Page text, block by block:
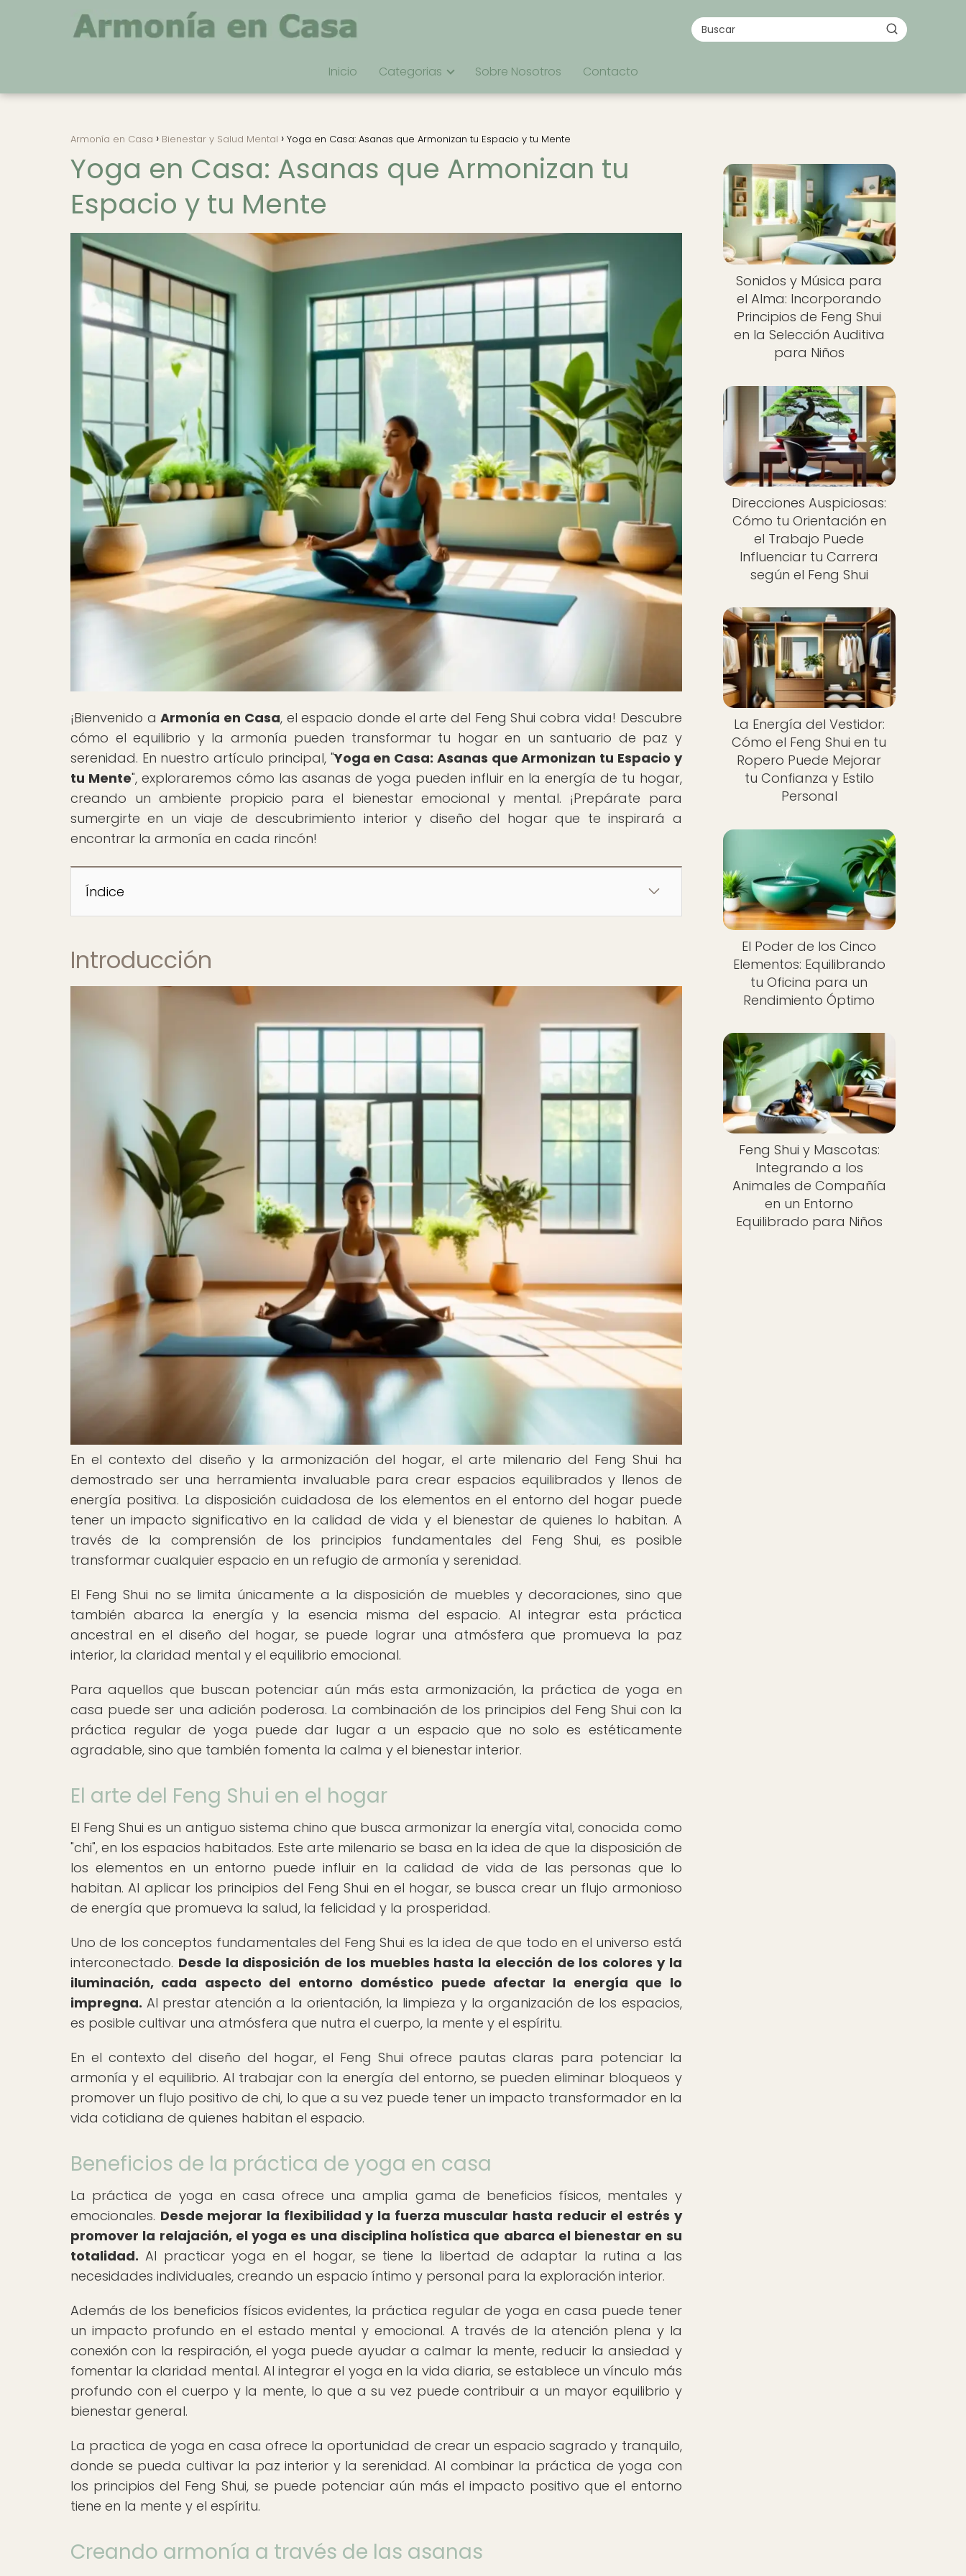
Inicio Categorias Sobre Nosotros Contacto
Armonía en Casa Bienestar y Salud Mental Yoga en Casa: Asanas que Armonizan tu Espacio y tu Mente
Yoga en Casa: Asanas que Armonizan tu
Espacio y tu Mente
¡Bienvenido aArmonía en Casa, el espacio donde el arte del Feng Shui cobra vida! Descubre
cómo el equilibrio y la armonía pueden transformar tu hogar en un santuario de paz y
serenidad. En nuestro artículo principal, "Yoga en Casa: Asanas que Armonizan tu Espacio y
tu Mente", exploraremos cómo las asanas de yoga pueden influir en la energía de tu hogar,
creando un ambiente propicio para el bienestar emocional y mental. ¡Prepárate para
sumergirte en un viaje de descubrimiento interior y diseño del hogar que te inspirará a
encontrar la armonía en cada rincón!
Índice
Introducción
En el contexto del diseño y la armonización del hogar, el arte milenario del Feng Shui ha
demostrado ser una herramienta invaluable para crear espacios equilibrados y llenos de
energía positiva. La disposición cuidadosa de los elementos en el entorno del hogar puede
tener un impacto significativo en la calidad de vida y el bienestar de quienes lo habitan. A
través de la comprensión de los principios fundamentales del Feng Shui, es posible
transformar cualquier espacio en un refugio de armonía y serenidad.
El Feng Shui no se limita únicamente a la disposición de muebles y decoraciones, sino que
también abarca la energía y la esencia misma del espacio. Al integrar esta práctica
ancestral en el diseño del hogar, se puede lograr una atmósfera que promueva la paz
interior, la claridad mental y el equilibrio emocional.
Para aquellos que buscan potenciar aún más esta armonización, la práctica de yoga en
casa puede ser una adición poderosa. La combinación de los principios del Feng Shui con la
práctica regular de yoga puede dar lugar a un espacio que no solo es estéticamente
agradable, sino que también fomenta la calma y el bienestar interior.
El arte del Feng Shui en el hogar
El Feng Shui es un antiguo sistema chino que busca armonizar la energía vital, conocida como
"chi", en los espacios habitados. Este arte milenario se basa en la idea de que la disposición de
los elementos en un entorno puede influir en la calidad de vida de las personas que lo
habitan. Al aplicar los principios del Feng Shui en el hogar, se busca crear un flujo armonioso
de energía que promueva la salud, la felicidad y la prosperidad.
Uno de los conceptos fundamentales del Feng Shui es la idea de que todo en el universo está
interconectado. Desde la disposición de los muebles hasta la elección de los colores y la
iluminación, cada aspecto del entorno doméstico puede afectar la energía que lo
impregna. Al prestar atención a la orientación, la limpieza y la organización de los espacios,
es posible cultivar una atmósfera que nutra el cuerpo, la mente y el espíritu.
En el contexto del diseño del hogar, el Feng Shui ofrece pautas claras para potenciar la
armonía y el equilibrio. Al trabajar con la energía del entorno, se pueden eliminar bloqueos y
promover un flujo positivo de chi, lo que a su vez puede tener un impacto transformador en la
vida cotidiana de quienes habitan el espacio.
Beneficios de la práctica de yoga en casa
La práctica de yoga en casa ofrece una amplia gama de beneficios físicos, mentales y
emocionales. Desde mejorar la flexibilidad y la fuerza muscular hasta reducir el estrés y
promover la relajación, el yoga es una disciplina holística que abarca el bienestar en su
totalidad. Al practicar yoga en el hogar, se tiene la libertad de adaptar la rutina a las
necesidades individuales, creando un espacio íntimo y personal para la exploración interior.
Además de los beneficios físicos evidentes, la práctica regular de yoga en casa puede tener
un impacto profundo en el estado mental y emocional. A través de la atención plena y la
conexión con la respiración, el yoga puede ayudar a calmar la mente, reducir la ansiedad y
fomentar la claridad mental. Al integrar el yoga en la vida diaria, se establece un vínculo más
profundo con el cuerpo y la mente, lo que a su vez puede contribuir a un mayor equilibrio y
bienestar general.
La practica de yoga en casa ofrece la oportunidad de crear un espacio sagrado y tranquilo,
donde se pueda cultivar la paz interior y la serenidad. Al combinar la práctica de yoga con
los principios del Feng Shui, se puede potenciar aún más el impacto positivo que el entorno
tiene en la mente y el espíritu.
Creando armonía a través de las asanas
Sonidos y Música para
el Alma: Incorporando
Principios de Feng Shui
en la Selección Auditiva
para Niños
Direcciones Auspiciosas:
Cómo tu Orientación en
el Trabajo Puede
Influenciar tu Carrera
según el Feng Shui
La Energía del Vestidor:
Cómo el Feng Shui en tu
Ropero Puede Mejorar
tu Confianza y Estilo
Personal
El Poder de los Cinco
Elementos: Equilibrando
tu Oficina para un
Rendimiento Óptimo
Feng Shui y Mascotas:
Integrando a los
Animales de Compañía
en un Entorno
Equilibrado para Niños